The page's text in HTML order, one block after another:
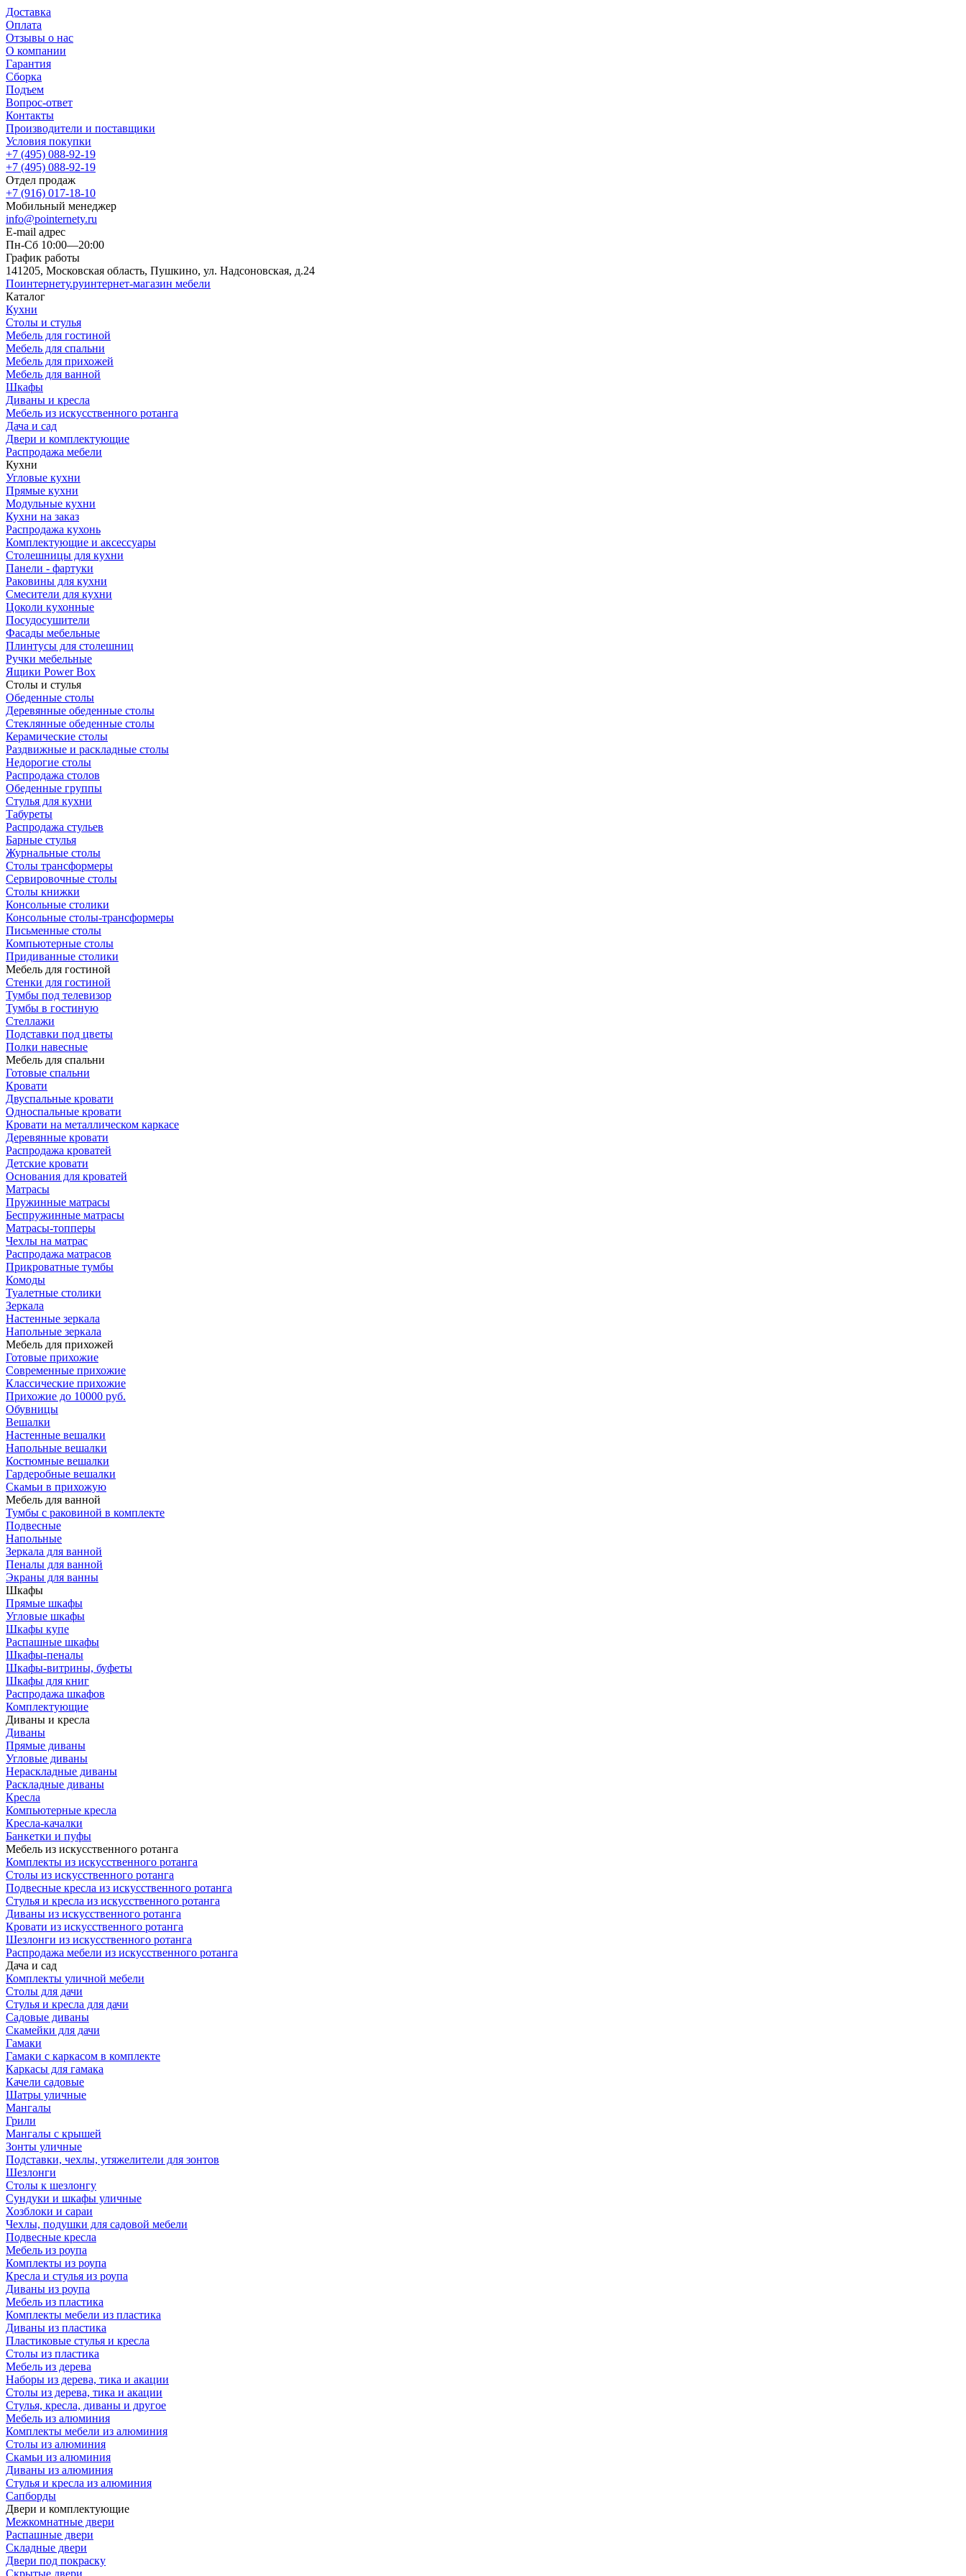
Доставка
Оплата
Отзывы о нас
О компании
Гарантия
Сборка
Подъем
Вопрос-ответ
Контакты
Производители и поставщики
Условия покупки
+7 (495) 088-92-19
+7 (495) 088-92-19
Отдел продаж
+7 (916) 017-18-10
Мобильный менеджер
info@pointernety.ru
E-mail адрес
Пн-Сб 10:00—20:00
График работы
141205, Московская область, Пушкино, ул. Надсоновская, д.24
Поинтернету.руинтернет-магазин мебели
Каталог
Кухни
Столы и стулья
Мебель для гостиной
Мебель для спальни
Мебель для прихожей
Мебель для ванной
Шкафы
Диваны и кресла
Мебель из искусственного ротанга
Дача и сад
Двери и комплектующие
Распродажа мебели
Кухни
Угловые кухни
Прямые кухни
Модульные кухни
Кухни на заказ
Распродажа кухонь
Комплектующие и аксессуары
Столешницы для кухни
Панели - фартуки
Раковины для кухни
Смесители для кухни
Цоколи кухонные
Посудосушители
Фасады мебельные
Плинтусы для столешниц
Ручки мебельные
Ящики Power Box
Столы и стулья
Обеденные столы
Деревянные обеденные столы
Стеклянные обеденные столы
Керамические столы
Раздвижные и раскладные столы
Недорогие столы
Распродажа столов
Обеденные группы
Стулья для кухни
Табуреты
Распродажа стульев
Барные стулья
Журнальные столы
Столы трансформеры
Сервировочные столы
Столы книжки
Консольные столики
Консольные столы-трансформеры
Письменные столы
Компьютерные столы
Придиванные столики
Мебель для гостиной
Стенки для гостиной
Тумбы под телевизор
Тумбы в гостиную
Стеллажи
Подставки под цветы
Полки навесные
Мебель для спальни
Готовые спальни
Кровати
Двуспальные кровати
Односпальные кровати
Кровати на металлическом каркасе
Деревянные кровати
Распродажа кроватей
Детские кровати
Основания для кроватей
Матрасы
Пружинные матрасы
Беспружинные матрасы
Матрасы-топперы
Чехлы на матрас
Распродажа матрасов
Прикроватные тумбы
Комоды
Туалетные столики
Зеркала
Настенные зеркала
Напольные зеркала
Мебель для прихожей
Готовые прихожие
Современные прихожие
Классические прихожие
Прихожие до 10000 руб.
Обувницы
Вешалки
Настенные вешалки
Напольные вешалки
Костюмные вешалки
Гардеробные вешалки
Скамьи в прихожую
Мебель для ванной
Тумбы c раковиной в комплекте
Подвесные
Напольные
Зеркала для ванной
Пеналы для ванной
Экраны для ванны
Шкафы
Прямые шкафы
Угловые шкафы
Шкафы купе
Распашные шкафы
Шкафы-пеналы
Шкафы-витрины, буфеты
Шкафы для книг
Распродажа шкафов
Комплектующие
Диваны и кресла
Диваны
Прямые диваны
Угловые диваны
Нераскладные диваны
Раскладные диваны
Кресла
Компьютерные кресла
Кресла-качалки
Банкетки и пуфы
Мебель из искусственного ротанга
Комплекты из искусственного ротанга
Столы из искусственного ротанга
Подвесные кресла из искусственного ротанга
Стулья и кресла из искусственного ротанга
Диваны из искусственного ротанга
Кровати из искусственного ротанга
Шезлонги из искусственного ротанга
Распродажа мебели из искусственного ротанга
Дача и сад
Комплекты уличной мебели
Столы для дачи
Стулья и кресла для дачи
Садовые диваны
Скамейки для дачи
Гамаки
Гамаки с каркасом в комплекте
Каркасы для гамака
Качели садовые
Шатры уличные
Мангалы
Грили
Мангалы с крышей
Зонты уличные
Подставки, чехлы, утяжелители для зонтов
Шезлонги
Столы к шезлонгу
Сундуки и шкафы уличные
Хозблоки и сараи
Чехлы, подушки для садовой мебели
Подвесные кресла
Мебель из роупа
Комплекты из роупа
Кресла и стулья из роупа
Диваны из роупа
Мебель из пластика
Комплекты мебели из пластика
Диваны из пластика
Пластиковые стулья и кресла
Столы из пластика
Мебель из дерева
Наборы из дерева, тика и акации
Столы из дерева, тика и акации
Стулья, кресла, диваны и другое
Мебель из алюминия
Комплекты мебели из алюминия
Столы из алюминия
Скамьи из алюминия
Диваны из алюминия
Стулья и кресла из алюминия
Сапборды
Двери и комплектующие
Межкомнатные двери
Распашные двери
Складные двери
Двери под покраску
Скрытые двери